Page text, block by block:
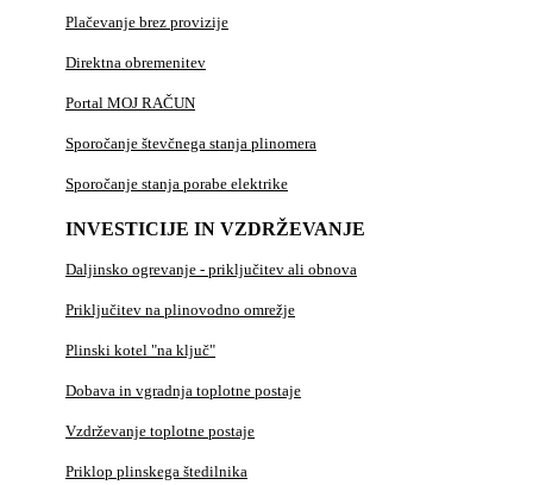
Plačevanje brez provizije
Direktna obremenitev
Portal MOJ RAČUN
Sporočanje števčnega stanja plinomera
Sporočanje stanja porabe elektrike
INVESTICIJE IN VZDRŽEVANJE
Daljinsko ogrevanje - priključitev ali obnova
Priključitev na plinovodno omrežje
Plinski kotel "na ključ"
Dobava in vgradnja toplotne postaje
Vzdrževanje toplotne postaje
Priklop plinskega štedilnika